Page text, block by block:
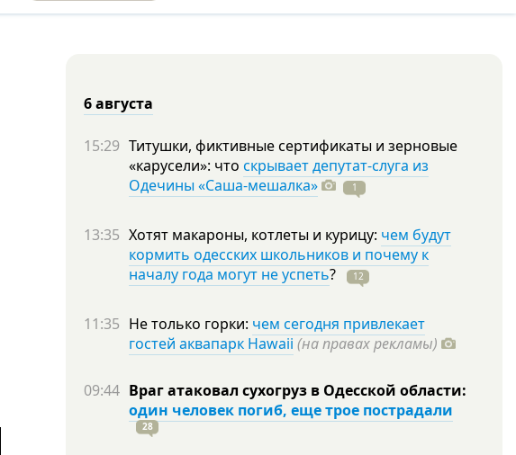
6 августа
15:29 Титушки, фиктивные сертификаты и зерновые
«карусели»: что скрывает депутат-слуга из
Одечины «Саша-мешалка»
1
13:35 Хотят макароны, котлеты и курицу: чем будут
кормить одесских школьников и почему к
началу года могут не успеть? 12
11:35 Не только горки: чем сегодня привлекает
гостей аквапарк Hawaii (на правах рекламы)
09:44 Враг атаковал сухогруз в Одесской области:
один человек погиб, еще трое пострадали
28